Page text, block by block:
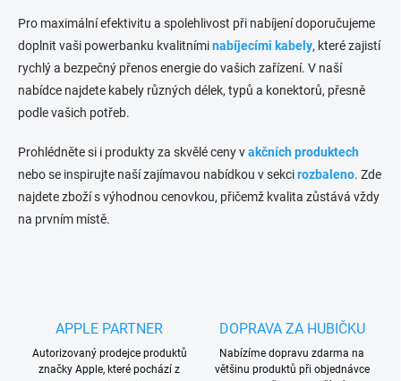
Pro maximální efektivitu a spolehlivost při nabíjení doporučujeme
doplnit vaši powerbanku kvalitníminabíjecími kabely, které zajistí
rychlý a bezpečný přenos energie do vašich zařízení. V naší
nabídce najdete kabely různých délek, typů a konektorů, přesně
podle vašich potřeb.
Prohlédněte si i produkty za skvělé ceny vakčních produktech
nebo se inspirujte naší zajímavou nabídkou v sekcirozbaleno. Zde
najdete zboží s výhodnou cenovkou, přičemž kvalita zůstává vždy
na prvním místě.
APPLE PARTNER
Autorizovaný prodejce produktů
značky Apple, které pochází z
DOPRAVA ZA HUBIČKU
Nabízíme dopravu zdarma na
většinu produktů při objednávce